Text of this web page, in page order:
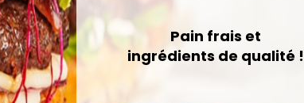
Pain frais et
ingrédients de qualité !